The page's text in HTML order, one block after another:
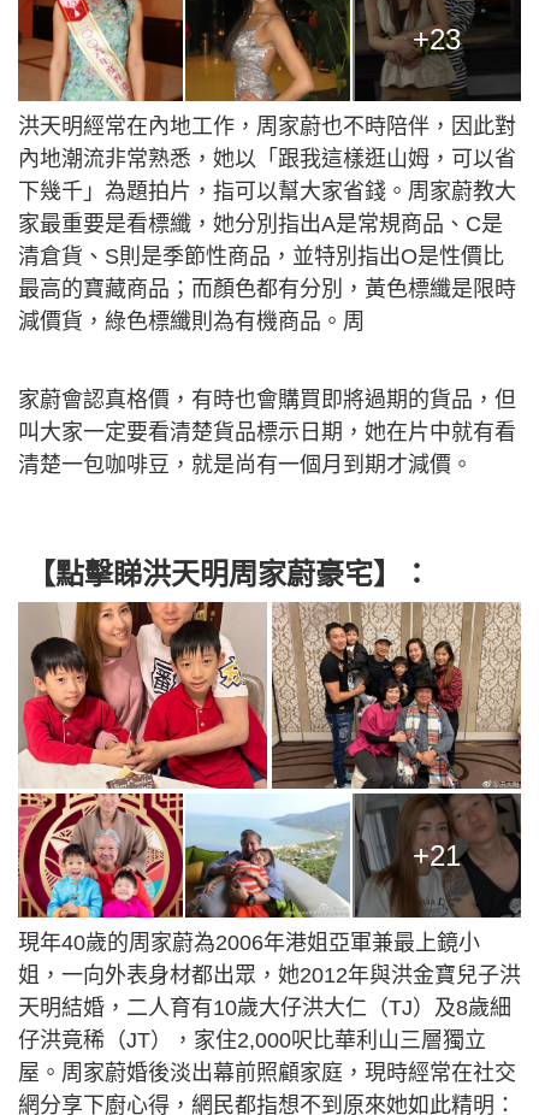
+23
洪天明經常在內地工作，周家蔚也不時陪伴，因此對
內地潮流非常熟悉，她以「跟我這樣逛山姆，可以省
下幾千」為題拍片，指可以幫大家省錢。周家蔚教大
家最重要是看標纖，​她分別指出A是常規商品、C是
清倉貨、S則是季節性商品，並特別指出O是性價比
最高的寶藏商品；而顏色都有分別，黃色標纖是限時
減價貨，綠色標纖則為有機商品。周
家蔚會認真格價，有時也會購買即將過期的貨品，但
叫大家一定要看清楚貨品標示日期，她在片中就有看
清楚一包咖啡豆，就是尚有一個月到期才減價。
【點擊睇洪天明周家蔚豪宅】：
+21
現年40歲的周家蔚為2006年港姐亞軍兼最上鏡小
姐，一向外表身材都出眾，她2012年與洪金寶兒子洪
天明結婚，二人育有10歲大仔洪大仁（TJ）及8歲細
仔洪竟稀（JT），家住2,000呎比華利山三層獨立
屋。周家蔚婚後淡出幕前照顧家庭，現時經常在社交
網分享下廚心得，網民都指想不到原來她如此精明：